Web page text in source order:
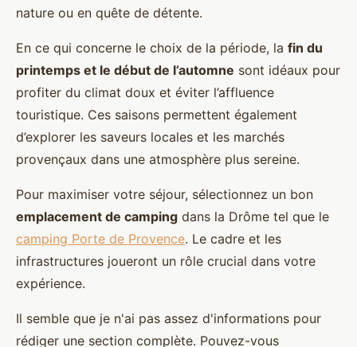
nature ou en quête de détente.
En ce qui concerne le choix de la période, la fin du
printemps et le début de l’automne sont idéaux pour
profiter du climat doux et éviter l’affluence
touristique. Ces saisons permettent également
d’explorer les saveurs locales et les marchés
provençaux dans une atmosphère plus sereine.
Pour maximiser votre séjour, sélectionnez un bon
emplacement de camping dans la Drôme tel que le
camping Porte de Provence. Le cadre et les
infrastructures joueront un rôle crucial dans votre
expérience.
Il semble que je n'ai pas assez d'informations pour
rédiger une section complète. Pouvez-vous